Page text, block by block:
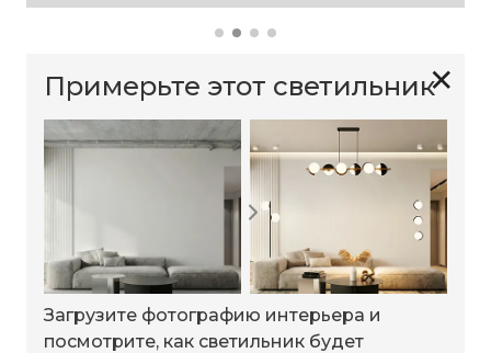
✕
Примерьте этот светильник
Загрузите фотографию интерьера и
посмотрите, как светильник будет